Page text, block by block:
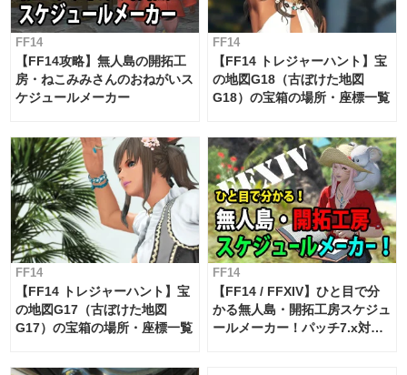
FF14
【FF14攻略】無人島の開拓工
房・ねこみみさんのおねがいス
ケジュールメーカー
FF14
【FF14 トレジャーハント】宝
の地図G18（古ぼけた地図
G18）の宝箱の場所・座標一覧
FF14
【FF14 トレジャーハント】宝
の地図G17（古ぼけた地図
G17）の宝箱の場所・座標一覧
FF14
【FF14 / FFXIV】ひと目で分
かる無人島・開拓工房スケジュ
ールメーカー！パッチ7.x対応